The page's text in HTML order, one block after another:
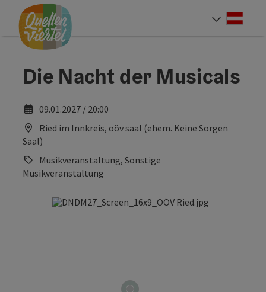
Zum Inhalt
Zur Navigation
Zum Seitenanfang
Die Nacht der Musicals
09.01.2027 / 20:00
Ried im Innkreis, oöv saal (ehem. Keine Sorgen
Saal)
Musikveranstaltung, Sonstige
Musikveranstaltung